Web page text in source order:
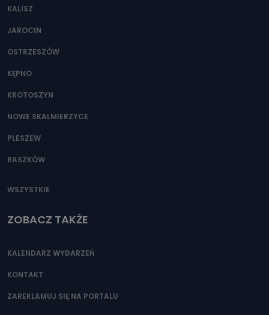
KALISZ
JAROCIN
OSTRZESZÓW
KĘPNO
KROTOSZYN
NOWE SKALMIERZYCE
PLESZEW
RASZKÓW
WSZYSTKIE
ZOBACZ TAKŻE
KALENDARZ WYDARZEŃ
KONTAKT
ZAREKLAMUJ SIĘ NA PORTALU